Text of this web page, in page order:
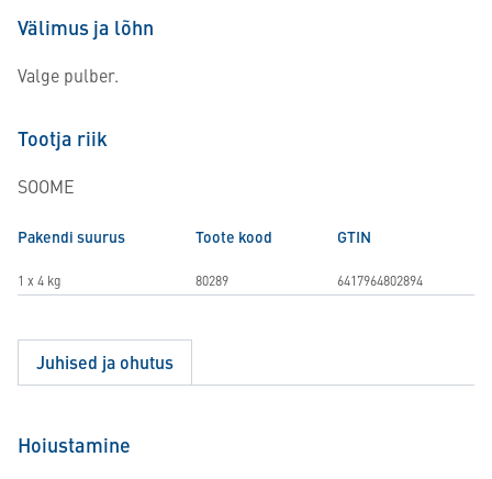
Välimus ja lõhn
Valge pulber.
Tootja riik
SOOME
Pakendi suurus Toote kood GTIN
1 x 4 kg 80289 6417964802894
Juhised ja ohutus
Hoiustamine